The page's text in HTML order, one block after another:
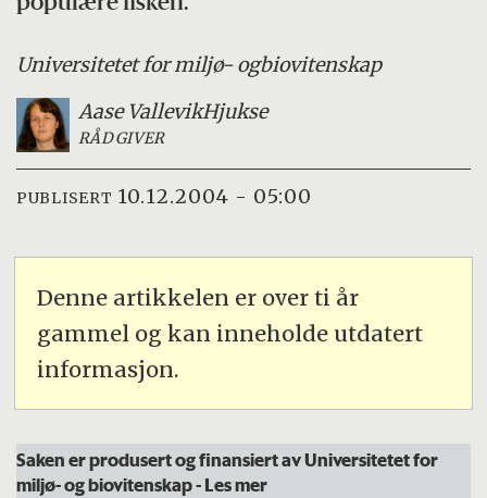
Universitetet for miljø- ogbiovitenskap
Aase VallevikHjukse
RÅDGIVER
PUBLISERT 10.12.2004 - 05:00
Denne artikkelen er over ti år
gammel og kan inneholde utdatert
informasjon.
Saken er produsert og finansiert av Universitetet for
miljø- og biovitenskap- Les mer